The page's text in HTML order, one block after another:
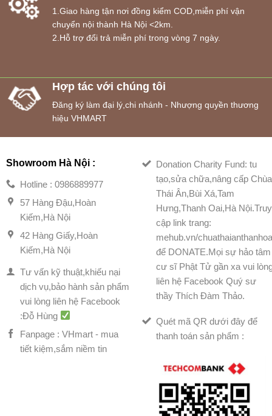
1.Giao hàng tận nơi đồng kiểm COD,miễn phí vận
chuyển nội thành Hà Nội <2km.
2.Hỗ trợ đổi trả miễn phí trong vòng 7 ngày.
Hợp tác với chúng tôi
Đăng ký làm đại lý,chi nhánh - Nhượng quyền thương
hiệu VHMART
Showroom Hà Nội :
Hotline : 0986889977
57 Hàng Đậu,Hoàn
Kiếm,Hà Nội
42 Hàng Giấy,Hoàn
Kiếm,Hà Nội
Tư vấn kỹ thuật,khiếu nại
dịch vụ,bảo hành sản phẩm
vui lòng liên hệ Facebook
:Đỗ Hùng
Fanpage : VHmart - mua
tiết kiệm,sắm niềm tin
Donation Charity Fund: tu
tạo,sửa chữa,nâng cấp Chùa
Thái Ân,Bùi Xá,Tam
Hưng,Thanh Oai,Hà Nội.Truy
cập link trang:
mehub.vn/
để DONATE.Mọi sự hảo tâm
cư sĩ Phật Tử gần xa vui
liên hệ Facebook Quý sư
thầy Thích Đàm Thảo.
Quét mã QR dưới đây để
thanh toán sản phẩm :